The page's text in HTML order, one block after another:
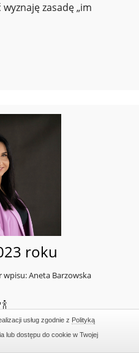
zasadę „im
roku
wpisu: Aneta Barzowska
usług zgodnie z Polityką
lub dostępu do cookie w Twojej